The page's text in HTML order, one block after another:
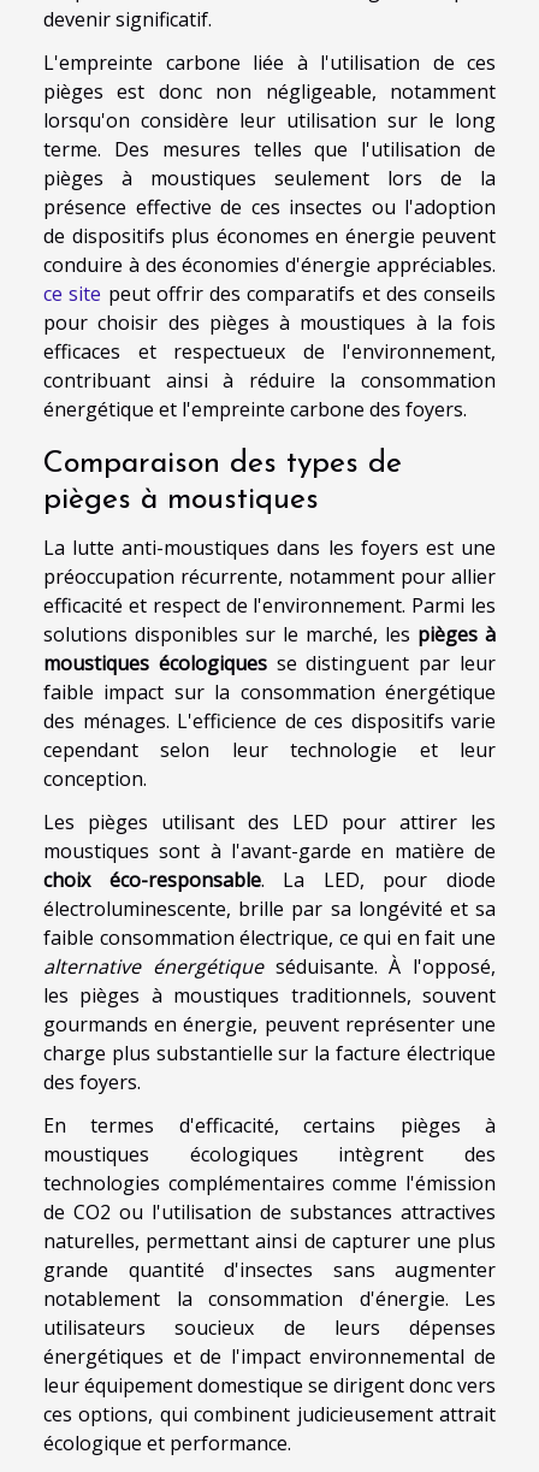
devenir significatif.
L'empreinte carbone liée à l'utilisation de ces
pièges est donc non négligeable, notamment
lorsqu'on considère leur utilisation sur le long
terme. Des mesures telles que l'utilisation de
pièges à moustiques seulement lors de la
présence effective de ces insectes ou l'adoption
de dispositifs plus économes en énergie peuvent
conduire à des économies d'énergie appréciables.
ce site peut offrir des comparatifs et des conseils
pour choisir des pièges à moustiques à la fois
efficaces et respectueux de l'environnement,
contribuant ainsi à réduire la consommation
énergétique et l'empreinte carbone des foyers.
Comparaison des types de
pièges à moustiques
La lutte anti-moustiques dans les foyers est une
préoccupation récurrente, notamment pour allier
efficacité et respect de l'environnement. Parmi les
solutions disponibles sur le marché, les pièges à
moustiques écologiquesse distinguent par leur
faible impact sur la consommation énergétique
des ménages. L'efficience de ces dispositifs varie
cependant selon leur technologie et leur
conception.
Les pièges utilisant des LED pour attirer les
moustiques sont à l'avant-garde en matière de
choix éco-responsable. La LED, pour diode
électroluminescente, brille par sa longévité et sa
faible consommation électrique, ce qui en fait une
alternative énergétiqueséduisante. À l'opposé,
les pièges à moustiques traditionnels, souvent
gourmands en énergie, peuvent représenter une
charge plus substantielle sur la facture électrique
des foyers.
En termes d'efficacité, certains pièges à
moustiques écologiques intègrent des
technologies complémentaires comme l'émission
de CO2 ou l'utilisation de substances attractives
naturelles, permettant ainsi de capturer une plus
grande quantité d'insectes sans augmenter
notablement la consommation d'énergie. Les
utilisateurs soucieux de leurs dépenses
énergétiques et de l'impact environnemental de
leur équipement domestique se dirigent donc vers
ces options, qui combinent judicieusement attrait
écologique et performance.